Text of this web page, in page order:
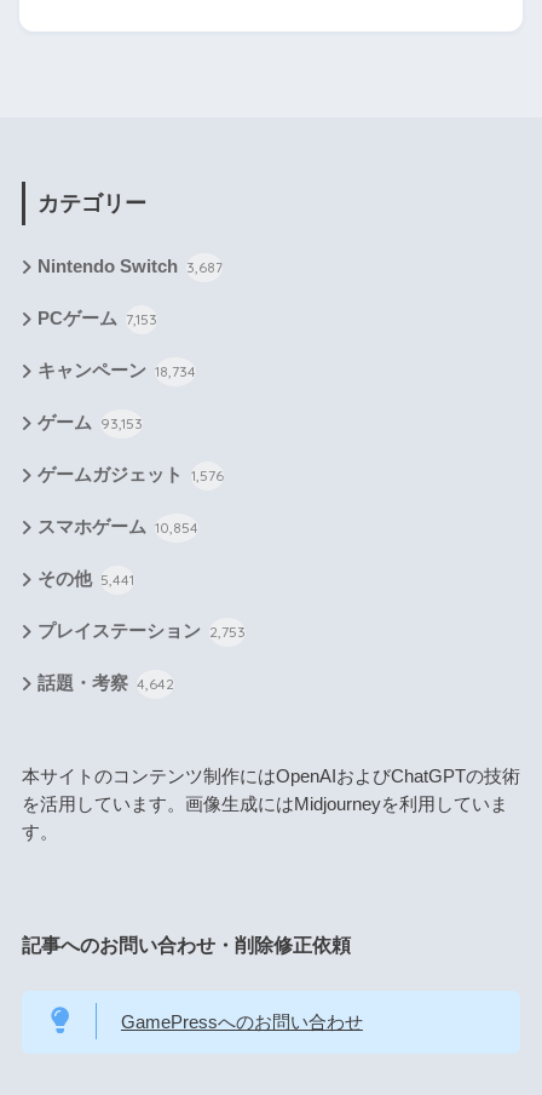
カテゴリー
Nintendo Switch 3,687
PCゲーム 7,153
キャンペーン 18,734
ゲーム 93,153
ゲームガジェット 1,576
スマホゲーム 10,854
その他 5,441
プレイステーション 2,753
話題・考察 4,642
本サイトのコンテンツ制作にはOpenAIおよびChatGPTの技術
を活用しています。画像生成にはMidjourneyを利用していま
す。
記事へのお問い合わせ・削除修正依頼
GamePressへのお問い合わせ